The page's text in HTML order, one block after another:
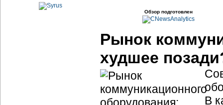
Обзор подготовлен
Рынок
худшее
В